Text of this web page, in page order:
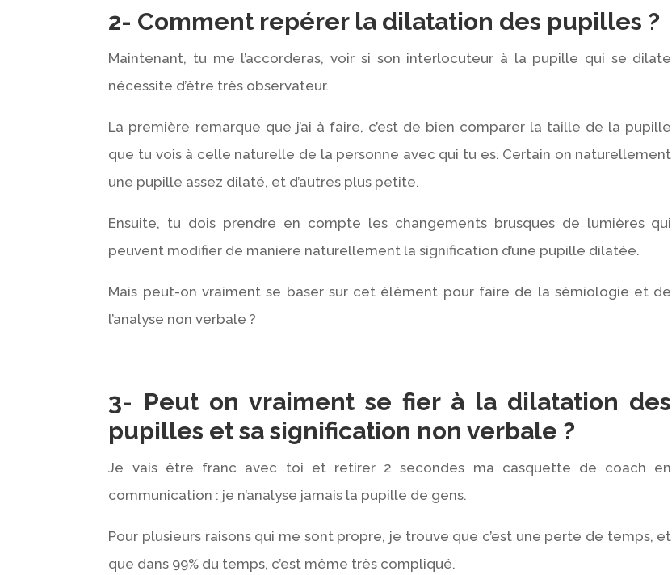
2- Comment repérer la dilatation des pupilles ?
Maintenant, tu me l’accorderas, voir si son interlocuteur à la pupille qui se dilate
nécessite d’être très observateur.
La première remarque que j’ai à faire, c’est de bien comparer la taille de la pupille
que tu vois à celle naturelle de la personne avec qui tu es. Certain on naturellement
une pupille assez dilaté, et d’autres plus petite.
Ensuite, tu dois prendre en compte les changements brusques de lumières qui
peuvent modifier de manière naturellement la signification d’une pupille dilatée.
Mais peut-on vraiment se baser sur cet élément pour faire de la sémiologie et de
l’analyse non verbale ?
3- Peut on vraiment se fier à la dilatation des
pupilles et sa signification non verbale ?
Je vais être franc avec toi et retirer 2 secondes ma casquette de coach en
communication : je n’analyse jamais la pupille de gens.
Pour plusieurs raisons qui me sont propre, je trouve que c’est une perte de temps, et
que dans 99% du temps, c’est même très compliqué.